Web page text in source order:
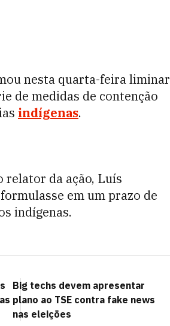
nesta quarta-feira liminar
de medidas de contenção
indígenas.
da ação, Luís
em um prazo de
indígenas.
Big techs devem apresentar
plano ao TSE contra fake news
nas eleições